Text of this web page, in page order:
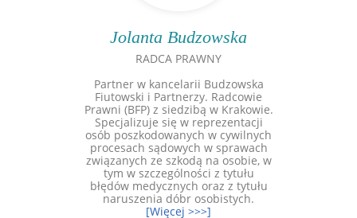
Jolanta Budzowska
RADCA PRAWNY
Partner w kancelarii Budzowska
Fiutowski i Partnerzy. Radcowie
Prawni (BFP) z siedzibą w Krakowie.
Specjalizuje się w reprezentacji
osób poszkodowanych w cywilnych
procesach sądowych w sprawach
związanych ze szkodą na osobie, w
tym w szczególności z tytułu
błędów medycznych oraz z tytułu
naruszenia dóbr osobistych.
[Więcej >>>]